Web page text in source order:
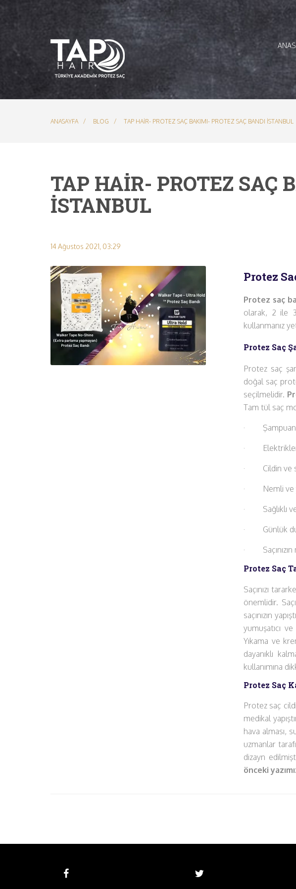
ANASAYFA BLOG TAP HAIR- PROTEZ SAÇ BAKIMI- PROTEZ SAÇ BANDI İSTANBUL
TAP HAIR- PROTEZ SAÇ
İSTANBUL
14 Ağustos 2021, 03:29
Protez
Protez saç
olarak, 2 ile
kullanmanız
Protez Saç
Protez saç
doğal saç
seçilmelidir.
Tam tül saç
·
·
· Cildin ve
· Nemli ve
· Sağlıklı ve
· Günlük duş
· Saçınızın
Protez Saç
Saçınızı
önemlidir.
saçınızın
yumuşatıcı
Yıkama ve
dayanıklı
kullanımına
Protez Saç
Protez saç
medikal
hava alması,
uzmanlar
dizayn
önceki